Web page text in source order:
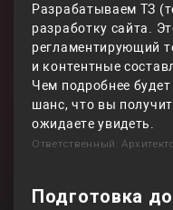
Разрабатываем ТЗ
разработку сайта.
регламентирующий
и контентные
Чем подробнее
шанс, что вы
ожидаете увидеть.
Ответственный:
Подготовка